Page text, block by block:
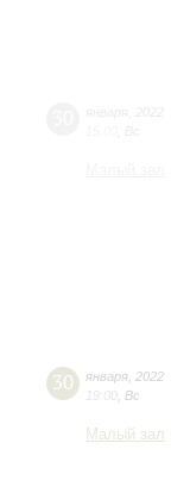
30 января 2022
19:00 Вс
Малый зал